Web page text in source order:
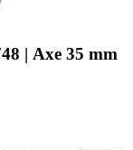
| Axe 35 mm